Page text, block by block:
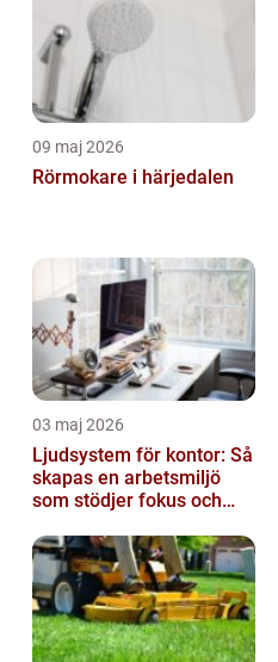
09 maj 2026
Rörmokare i härjedalen
03 maj 2026
Ljudsystem för kontor: Så
skapas en arbetsmiljö
som stödjer fokus och